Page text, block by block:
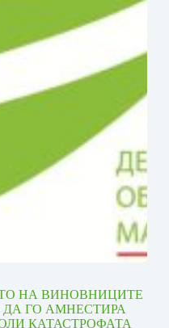
НА ВИНОВНИЦИТЕ
ГО АМНЕСТИРА
КАТАСТРОФАТА